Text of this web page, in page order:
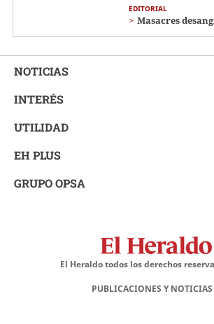
EDITORIAL
Masacres
NOTICIAS
INTERÉS
UTILIDAD
EH PLUS
GRUPO OPSA
El Heraldo todos los derechos
PUBLICACIONES Y NOTICIAS